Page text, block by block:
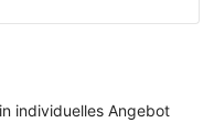
individuelles Angebot